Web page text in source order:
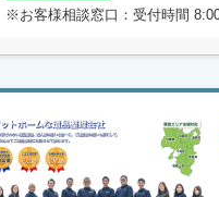
※お客様相談窓口：受付時間